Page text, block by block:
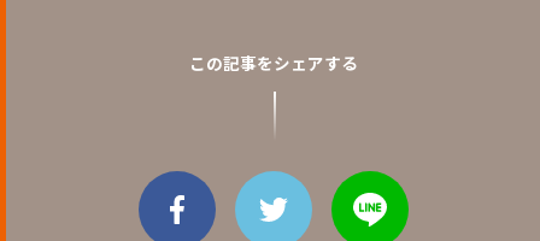
この記事をシェアする